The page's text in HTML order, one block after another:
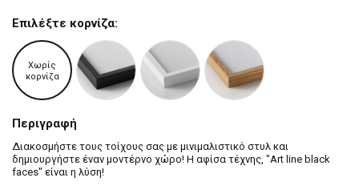
Επιλέξτε κορνίζα:
Χωρίς
κορνίζα
Περιγραφή
Διακοσμήστε τους τοίχους σας με μινιμαλιστικό στυλ και
δημιουργήστε έναν μοντέρνο χώρο! Η αφίσα τέχνης, "Art line black
faces" είναι η λύση!